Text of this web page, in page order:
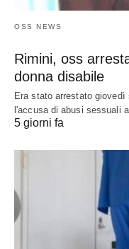
OSS NEWS
Rimini, oss
donna disabile
Era stato arrestato
l'accusa di abusi sessuali
5 giorni fa